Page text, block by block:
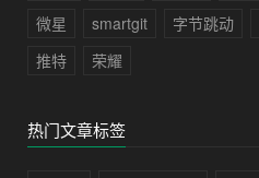
微星
smartgit 字节跳动
推特
荣耀
热门文章标签